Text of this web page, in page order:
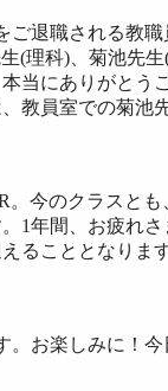
ご退職される教
(理科)、菊池先
当にありがとう
教員室での菊池
。今のクラスと
1年間、お疲れ
ることとなります
お楽しみに！